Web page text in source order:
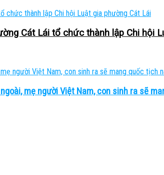
Cát Lái tổ chức thành lập Chi hội
mẹ người Việt Nam, con sinh ra sẽ